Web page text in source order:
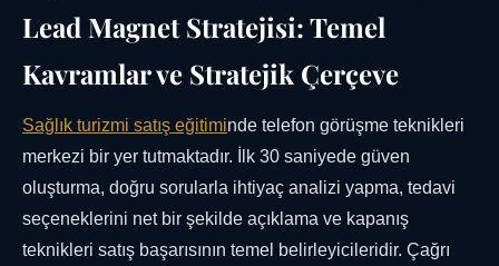
Lead Magnet Stratejisi: Temel
Kavramlar ve Stratejik Çerçeve
Sağlık turizmi satış eğitiminde telefon görüşme teknikleri
merkezi bir yer tutmaktadır. İlk 30 saniyede güven
oluşturma, doğru sorularla ihtiyaç analizi yapma, tedavi
seçeneklerini net bir şekilde açıklama ve kapanış
teknikleri satış başarısının temel belirleyicileridir. Çağrı